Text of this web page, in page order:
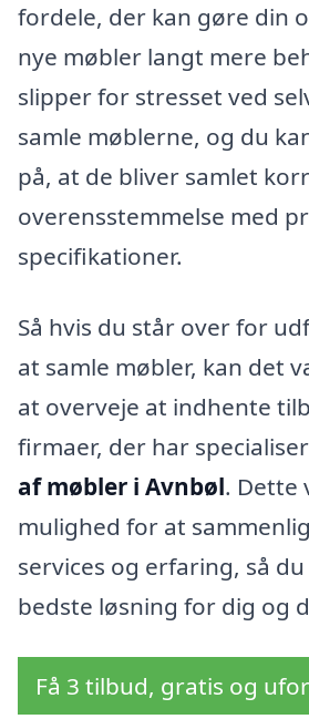
fordele, der kan gøre din
nye møbler langt mere
slipper for stresset ved
samle møblerne, og du
på, at de bliver samlet
overensstemmelse med
specifikationer.
Så hvis du står over for
at samle møbler, kan det
at overveje at indhente
firmaer, der har
af møbler i Avnbøl. Dette
mulighed for at
services og erfaring, så
bedste løsning for dig og
Få 3 tilbud, gratis og